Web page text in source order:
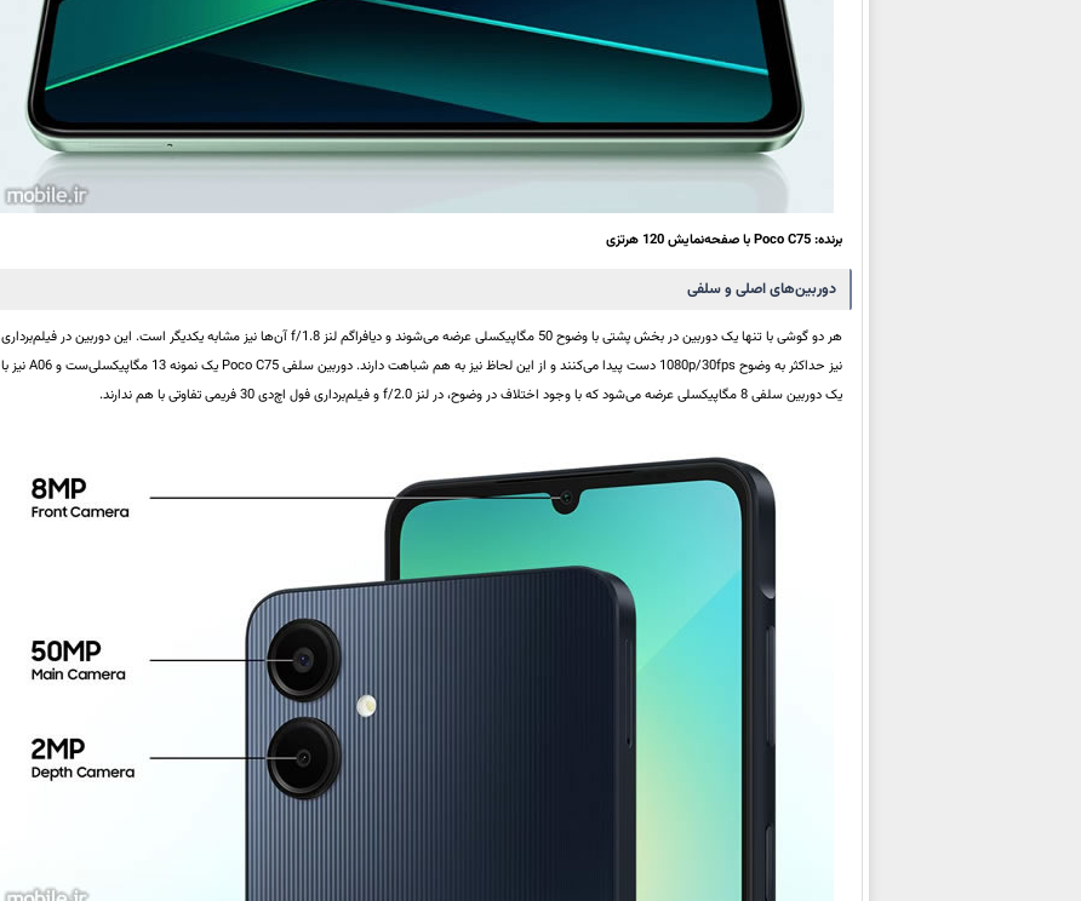
برنده: Poco C75 با صفحه‌نمایش 120 هرتزی
دوربین‌های اصلی و سلفی
هر دو گوشی با تنها یک دوربین در بخش پشتی با وضوح 50 مگاپیکسلی عرضه می‌شوند و دیافراگم لنز f/1.8 آن‌ها نیز مشابه یکدیگر است. این دوربین در فیلم‌برداری
نیز حداکثر به وضوح 1080p/30fps دست پیدا می‌‌کنند و از این لحاظ نیز به هم شباهت دارند. دوربین سلفی Poco C75 یک نمونه 13 مگاپیکسلی‌ست و A06 نیز با
یک دوربین سلفی 8 مگاپیکسلی عرضه می‌شود که با وجود اختلاف در وضوح، در لنز f/2.0 و فیلم‌برداری فول اچ‌دی 30 فریمی تفاوتی با هم ندارند.